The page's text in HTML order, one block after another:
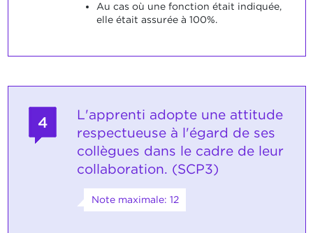
Au cas où une fonction était indiquée,
elle était assurée à 100%.
4
L'apprenti adopte une attitude
respectueuse à l'égard de ses
collègues dans le cadre de leur
collaboration. (SCP3)
Note maximale: 12